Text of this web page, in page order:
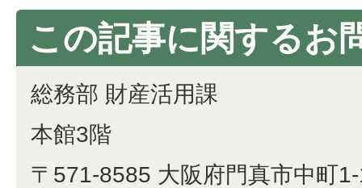
この記事に関するお
総務部 財産活用課
本館3階
〒571-8585 大阪府門真市中町